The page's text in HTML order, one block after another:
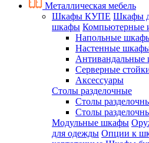
Металлическая мебель
Шкафы КУПЕ Шкафы
шкафы Компьютерные
Напольные
Настенные
Серверные
Аксессуары
Столы разделочные
Столы
Столы
Модульные шкафы
для одежды Опции к